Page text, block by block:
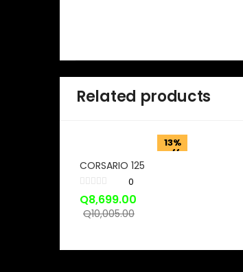
Related products
13%
off
CORSARIO 125
0
Q8,699.00
Q10,005.00